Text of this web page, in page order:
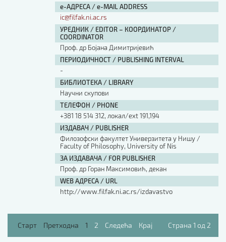
е-АДРЕСА / e-MAIL ADDRESS
ic@filfak.ni.ac.rs
УРЕДНИК / EDITOR – КООРДИНАТОР /
COORDINATOR
Проф. др Бојана Димитријевић
ПЕРИОДИЧНОСТ / PUBLISHING INTERVAL
-
БИБЛИОТЕКА / LIBRARY
Научни скупови
ТЕЛЕФОН / PHONE
+381 18 514 312, локал/ext 191,194
ИЗДАВАЧ / PUBLISHER
Филозофски факултет Универзитета у Нишу /
Faculty of Philosophy, University of Nis
ЗА ИЗДАВАЧА / FOR PUBLISHER
Проф. др Горан Максимовић, декан
WEB АДРЕСА / URL
http://www.filfak.ni.ac.rs/izdavastvo
Старт Претходна 1 2 Следећа Крај Страна 1 од 2